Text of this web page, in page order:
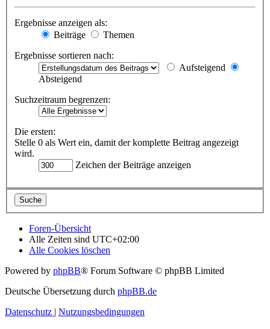
Ergebnisse anzeigen als:
Beiträge
Themen
Ergebnisse sortieren nach:
Aufsteigend
Absteigend
Suchzeitraum begrenzen:
Die ersten:
Stelle 0 als Wert ein, damit der komplette Beitrag angezeigt
wird.
Zeichen der Beiträge anzeigen
Foren-Übersicht
Alle Zeiten sind UTC+02:00
Alle Cookies löschen
Powered by phpBB® Forum Software © phpBB Limited
Deutsche Übersetzung durch phpBB.de
Datenschutz | Nutzungsbedingungen